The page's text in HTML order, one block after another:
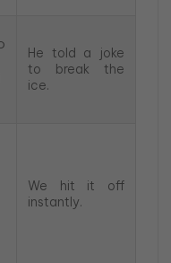
He told a joke
to break the
ice.
We hit it off
instantly.